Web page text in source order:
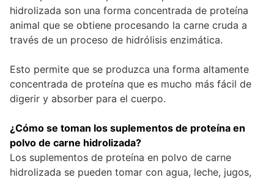
hidrolizada son una forma concentrada de proteína
animal que se obtiene procesando la carne cruda a
través de un proceso de hidrólisis enzimática.
Esto permite que se produzca una forma altamente
concentrada de proteína que es mucho más fácil de
digerir y absorber para el cuerpo.
¿Cómo se toman los suplementos de proteína en
polvo de carne hidrolizada?
Los suplementos de proteína en polvo de carne
hidrolizada se pueden tomar con agua, leche, jugos,